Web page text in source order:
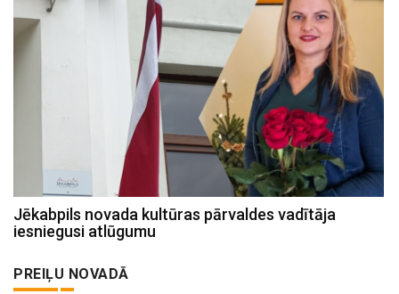
Jēkabpils novada kultūras pārvaldes vadītāja
iesniegusi atlūgumu
PREIĻU NOVADĀ